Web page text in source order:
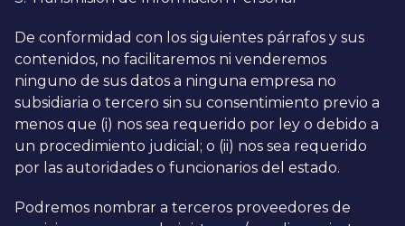
De conformidad con los siguientes párrafos y sus
contenidos, no facilitaremos ni venderemos
ninguno de sus datos a ninguna empresa no
subsidiaria o tercero sin su consentimiento previo a
menos que (i) nos sea requerido por ley o debido a
un procedimiento judicial; o (ii) nos sea requerido
por las autoridades o funcionarios del estado.
Podremos nombrar a terceros proveedores de